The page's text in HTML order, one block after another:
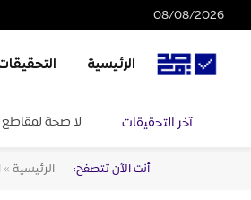
08/08/2026
الرئيسية
آخر التحقيقات لا صحة لمقاطع
أنت الآن تتصفح: الرئيسية»